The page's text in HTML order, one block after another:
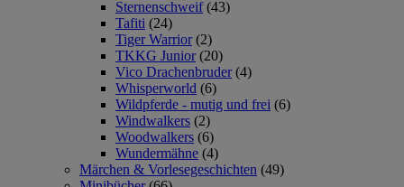
Sternenschweif (43)
Tafiti (24)
Tiger Warrior (2)
TKKG Junior (20)
Vico Drachenbruder (4)
Whisperworld (6)
Wildpferde - mutig und frei (6)
Windwalkers (2)
Woodwalkers (6)
Wundermähne (4)
Märchen & Vorlesegeschichten (49)